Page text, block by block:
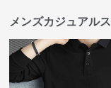
メンズカジュアル